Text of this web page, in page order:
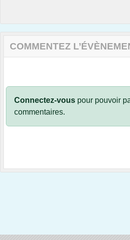
COMMENTEZ
Connectez-vous pour pouvoir
commentaires.